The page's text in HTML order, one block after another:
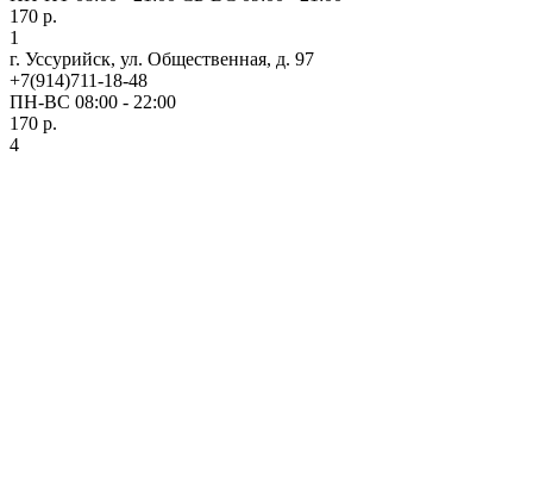
170 р.
1
г. Уссурийск, ул. Общественная, д. 97
+7(914)711-18-48
ПН-ВС 08:00 - 22:00
170 р.
4